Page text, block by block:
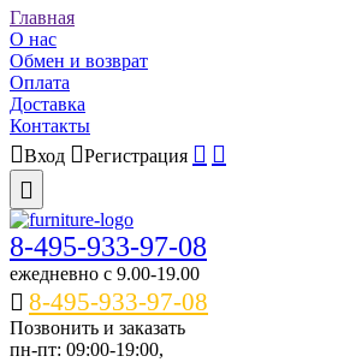
Главная
О нас
Обмен и возврат
Оплата
Доставка
Контакты
Вход
Регистрация
8-495-933-97-08
ежедневно c 9.00-19.00
8-495-933-97-08
Позвонить и заказать
пн-пт: 09:00-19:00,